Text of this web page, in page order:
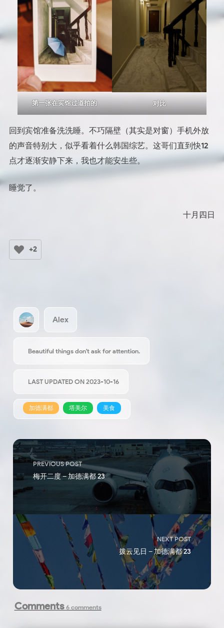
第一张在宾馆过道拍的 对比
回到宾馆准备洗洗睡。不巧隔壁（其实是对窗）手机外放
的声音特别大，似乎看着什么韩国综艺。这哥们直到快12
点才逐渐安静下来，我也才能安生些。
睡觉了。
十月四日
+2
Alex
Beautiful things don't ask for attention.
LAST UPDATED ON 2023-10-16
加德满都 塔美尔 美食
PREVIOUS POST
梅开二度 – 加德满都 23
NEXT POST
拨云见日 – 加德满都 23
Comments 6 comments